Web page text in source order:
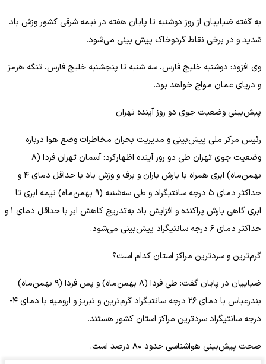
به گفته ضیاییان از روز دوشنبه تا پایان هفته در نیمه شرقی کشور وزش باد
شدید و در برخی نقاط گردوخاک پیش بینی می‌شود.
وی افزود: دوشنبه خلیج فارس، سه شنبه تا پنجشنبه خلیج فارس، تنگه هرمز
و دریای عمان مواج خواهد بود.
پیش‌بینی وضعیت جوی دو روز آینده تهران
رئیس مرکز ملی پیش‌بینی و مدیریت بحران مخاطرات وضع هوا درباره
وضعیت جوی تهران طی دو روز آینده اظهارکرد: آسمان تهران فردا (۸
بهمن‌ماه) ابری همراه با بارش باران و برف و وزش باد با حداقل دمای ۴ و
حداکثر دمای ۵ درجه سانتیگراد و طی ‌سه‌شنبه (۹ بهمن‌ماه) نیمه ابری تا
ابری گاهی بارش پراکنده و افزایش باد به‌تدریج کاهش ابر با حداقل دمای ۱ و
حداکثر دمای ۶ درجه سانتیگراد پیش‌بینی می‌شود.
گرم‌ترین و سردترین مراکز استان کدام است؟
ضیاییان در پایان گفت: طی فردا (۸ بهمن‌ماه) و پس فردا (۹ بهمن‌ماه)
بندرعباس با دمای ۲۶ درجه سانتیگراد گرم‌ترین و تبریز و ارومیه با دمای ۴-
درجه سانتیگراد سردترین مراکز استان‌ کشور هستند.
صحت پیش‌بینی هواشناسی حدود ۸۰ درصد است.